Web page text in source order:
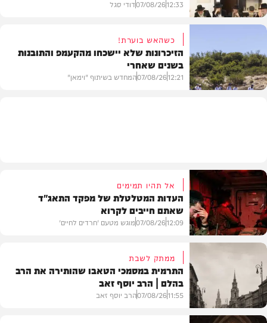
חרדים
12:33
07/08/26דודי סגל
כשהאש בוערת!
הזיכרונות שלא יישכחו מהקעמפ והתובנות
בשנים שאחרי
12:21
07/08/26המחדש בשיתוף "וימאן"
דעות
אל תהיו תמימים
העדות המטלטלת של מפקד התאג"ד
שאתם חייבים לקרוא
12:09
07/08/26מוגש מטעם 'חרדים לחיים'
ממתק לשבת
התרמית במסמכי הטאבו שהותירה את הרב
בהלם | הרב יוסף זאב
11:55
07/08/26הרב יוסף זאב